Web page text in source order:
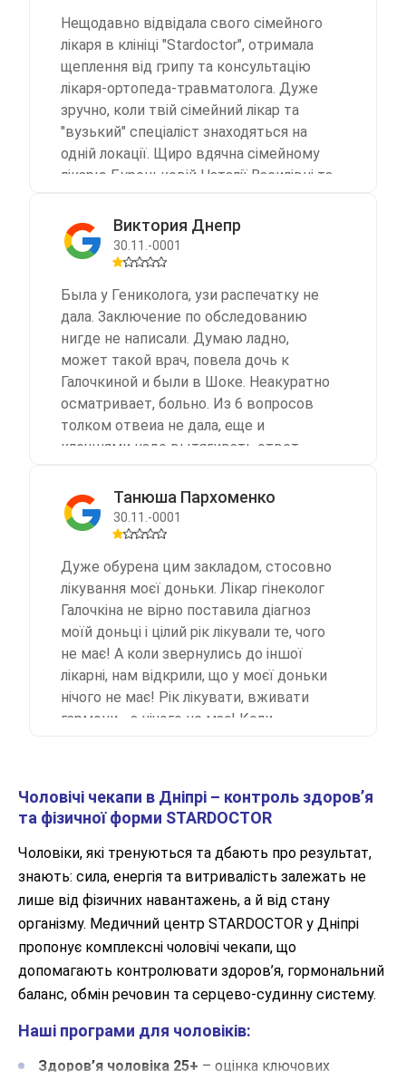
«STARDOCTOR», который находится по
адресу: Днепр, ул. Владимира
Мономаха, 17-А.Только зайдя и
обратившись на рецепшене за
помощью, мы почувствовали
внимание, вежливое отношение
доброжелательность и приятное
врачом Кулешова Н.В.было сделано
УЗИ.С не меньшим
профессионализмом добротой и
вниманием врач Арсиенко Л.С. приняла
дедушку.Внимательно выслушав его
жалобы, осмотрев дала ему советы,
назначила лекарство.Ее добрые слова,
внимание, доброжелательное
отношение придали ему надежду и
веру в улучшение самочувствия.Эти
внимательные, доброжелательные
потерявшие и пережившие. Но
остались человечными,
ответственными, профессионалами
людьми возникает вера в добро,
человечность.От всей семьи
выражаем искреннюю благодарность
коллективу МЕДИЦИНСКОГО ЦЕНТРА
«STARDOCTOR», за искреннюю заботу,
даже пожилым людям. Желаем
здоровья, воодушевления и
Нещодавно відвідала свого сімейного
лікаря в клініці "Stardoctor", отримала
щеплення від грипу та консультацію
лікаря-ортопеда-травматолога. Дуже
зручно, коли твій сімейний лікар та
"вузький" спеціаліст знаходяться на
одній локації. Щиро вдячна сімейному
лікарю Буреньковій Наталії Василівні та
Шаповаленко Олександру
Анатолійовичу за професіоналізм,
корисні поради, увагу до пацієнта,
збереже ваше здоров'я. Рекомендую.
Виктория Днепр
30.11.-0001
Была у Гениколога, узи распечатку не
дала. Заключение по обследованию
нигде не написали. Думаю ладно,
может такой врач, повела дочь к
Галочкиной и были в Шоке. Неакуратно
осматривает, больно. Из 6 вопросов
толком отвеиа не дала, еще и
клещнями надо вытягивать ответ .
обойдется в 4000 грн. Заплатили только
за прием. Никому не советуем !!!
Танюша Пархоменко
30.11.-0001
Дуже обурена цим закладом, стосовно
лікування моєї доньки. Лікар гінеколог
Галочкіна не вірно поставила діагноз
моїй доньці і цілий рік лікували те, чого
не має! А коли звернулись до іншої
лікарні, нам відкрили, що у моєї доньки
нічого не має! Рік лікувати, вживати
гармони - а нічого не має! Коли
ось вирок - усе вірно ми лікували! Я в
шоці! Спочатку визнають свої помилки,
а потім ні! Ви лікарі, як можна так себе
ставити, ну нічого тут такого, рік
вживати гармони просто так. А тепер
вигрібати після цих гормонів. Я не
рекомендую цей медичний центр!!!!!
Буду подавати до суду і доводити, що
такий лікар, як Галочкіна, повинен
відповідати за свої помилки!
Чоловічі чекапи в Дніпрі – контроль здоров’я
та фізичної форми STARDOCTOR
Чоловіки, які тренуються та дбають про результат,
знають: сила, енергія та витривалість залежать не
лише від фізичних навантажень, а й від стану
організму. Медичний центр STARDOCTOR у Дніпрі
пропонує комплексні чоловічі чекапи, що
допомагають контролювати здоров’я, гормональний
баланс, обмін речовин та серцево-судинну систему.
Наші програми для чоловіків:
Здоров’я чоловіка 25+ – оцінка ключових